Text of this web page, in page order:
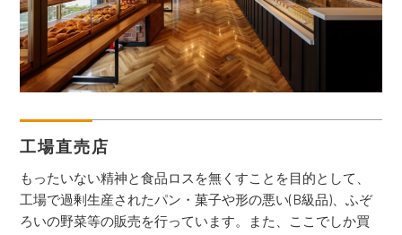
工場直売店
もったいない精神と食品ロスを無くすことを目的として、
工場で過剰生産されたパン・菓子や形の悪い(B級品)、ふぞ
ろいの野菜等の販売を行っています。また、ここでしか買